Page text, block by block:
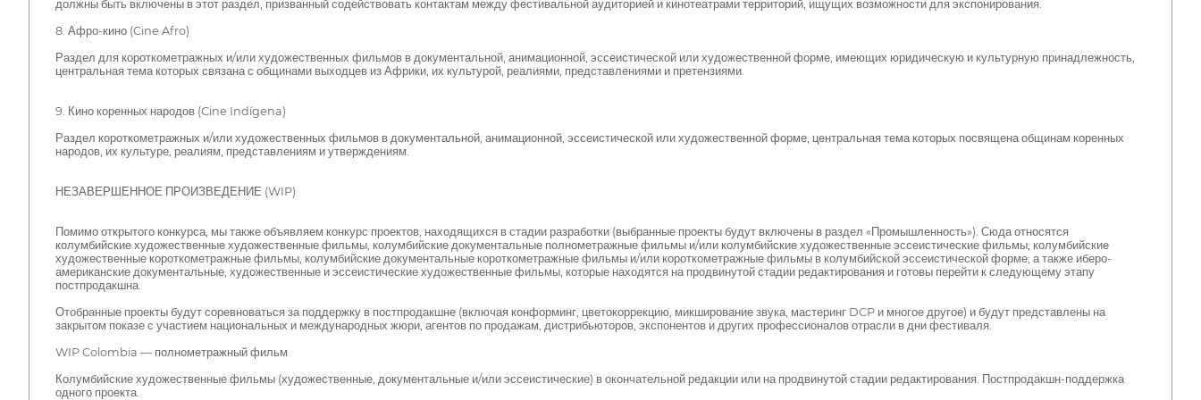
должны быть включены в этот раздел, призванный содействовать контактам между фестивальной аудиторией и кинотеатрами территорий, ищущих возможности для экспонирования.
8. Афро-кино (Cine Afro)
Раздел для короткометражных и/или художественных фильмов в документальной, анимационной, эссеистической или художественной форме, имеющих юридическую и культурную принадлежность,
центральная тема которых связана с общинами выходцев из Африки, их культурой, реалиями, представлениями и претензиями.
9. Кино коренных народов (Cine Indígena)
Раздел короткометражных и/или художественных фильмов в документальной, анимационной, эссеистической или художественной форме, центральная тема которых посвящена общинам коренных
народов, их культуре, реалиям, представлениям и утверждениям.
НЕЗАВЕРШЕННОЕ ПРОИЗВЕДЕНИЕ (WIP)
Помимо открытого конкурса, мы также объявляем конкурс проектов, находящихся в стадии разработки (выбранные проекты будут включены в раздел «Промышленность»). Сюда относятся
колумбийские художественные художественные фильмы, колумбийские документальные полнометражные фильмы и/или колумбийские художественные эссеистические фильмы; колумбийские
художественные короткометражные фильмы, колумбийские документальные короткометражные фильмы и/или короткометражные фильмы в колумбийской эссеистической форме; а также иберо-
американские документальные, художественные и эссеистические художественные фильмы, которые находятся на продвинутой стадии редактирования и готовы перейти к следующему этапу
постпродакшна.
Отобранные проекты будут соревноваться за поддержку в постпродакшне (включая конформинг, цветокоррекцию, микширование звука, мастеринг DCP и многое другое) и будут представлены на
закрытом показе с участием национальных и международных жюри, агентов по продажам, дистрибьюторов, экспонентов и других профессионалов отрасли в дни фестиваля.
WIP Colombia — полнометражный фильм
Колумбийские художественные фильмы (художественные, документальные и/или эссеистические) в окончательной редакции или на продвинутой стадии редактирования. Постпродакшн-поддержка
одного проекта.